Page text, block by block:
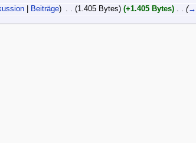
Beiträge) . . (1.405 Bytes) (+1.405 Bytes)‎ . . (→